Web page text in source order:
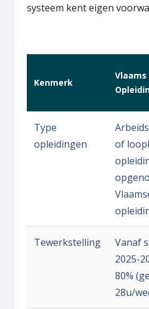
systeem kent eigen
Kenmerk
Vlaams
Type
opleidingen
of
Tewerkstelling
Vanaf
2025-
80%
28u/